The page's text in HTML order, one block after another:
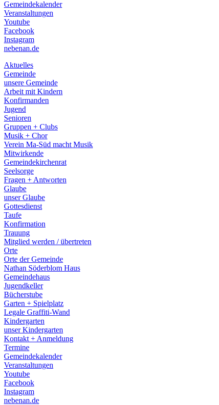
sub
menu
Gemeindekalender
Veranstaltungen
Youtube
Facebook
Instagram
nebenan.de
Aktuelles
Gemeinde
unsere Gemeinde
Arbeit mit Kindern
Konfirmanden
Jugend
Senioren
Gruppen + Clubs
Musik + Chor
Verein Ma-Süd macht Musik
Mitwirkende
Gemeindekirchenrat
Seelsorge
Fragen + Antworten
Glaube
unser Glaube
Gottesdienst
Taufe
Konfirmation
Trauung
Mitglied werden / übertreten
Orte
Orte der Gemeinde
Nathan Söderblom Haus
Gemeindehaus
Jugendkeller
Bücherstube
Garten + Spielplatz
Legale Graffiti-Wand
Kindergarten
unser Kindergarten
Kontakt + Anmeldung
Termine
Gemeindekalender
Veranstaltungen
Youtube
Facebook
Instagram
nebenan.de